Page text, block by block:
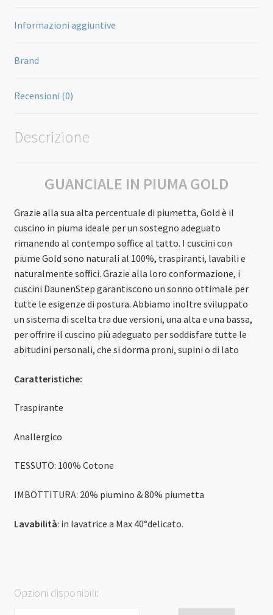
Informazioni aggiuntive
Brand
Recensioni (0)
Descrizione
GUANCIALE IN PIUMA GOLD
Grazie alla sua alta percentuale di piumetta, Gold è il
cuscino in piuma ideale per un sostegno adeguato
rimanendo al contempo soffice al tatto. I cuscini con
piume Gold sono naturali al 100%, traspiranti, lavabili e
naturalmente soffici. Grazie alla loro conformazione, i
cuscini DaunenStep garantiscono un sonno ottimale per
tutte le esigenze di postura. Abbiamo inoltre sviluppato
un sistema di scelta tra due versioni, una alta e una bassa,
per offrire il cuscino più adeguato per soddisfare tutte le
abitudini personali, che si dorma proni, supini o di lato
Caratteristiche:
Traspirante
Anallergico
TESSUTO: 100% Cotone
IMBOTTITURA: 20% piumino & 80% piumetta
Lavabilità: in lavatrice a Max 40°delicato.
Opzioni disponibili: